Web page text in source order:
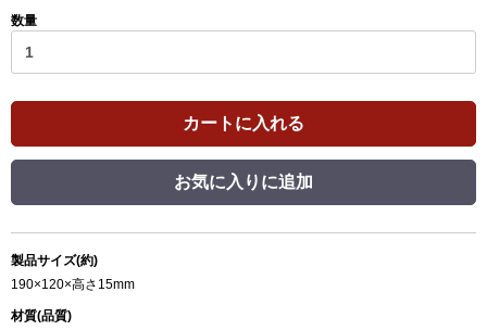
数量
カートに入れる
お気に入りに追加
製品サイズ(約)
190×120×高さ15mm
材質(品質)